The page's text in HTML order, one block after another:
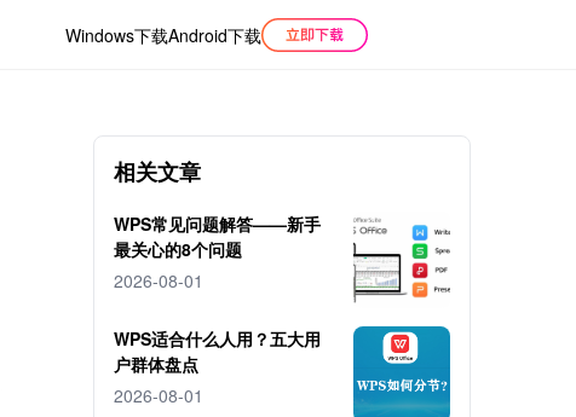
Windows下载Android下载
相关文章
WPS常见问题解答——新手
最关心的8个问题
2026-08-01
WPS适合什么人用？五大用
户群体盘点
2026-08-01